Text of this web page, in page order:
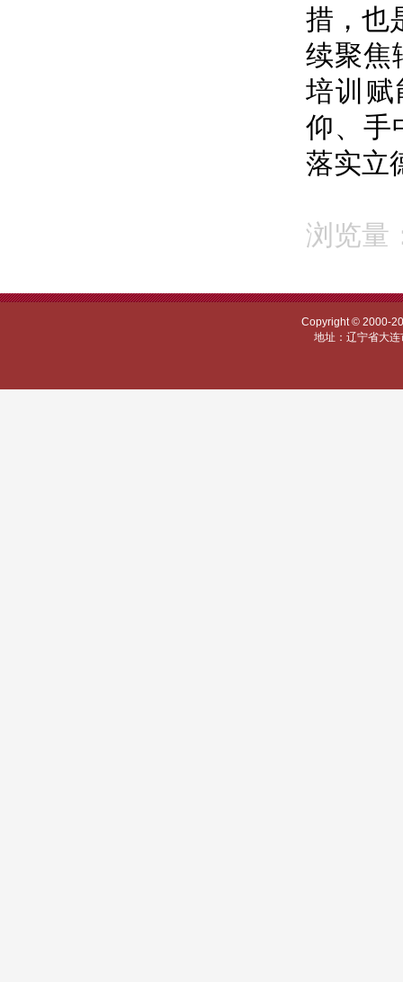
措，也
续聚焦
培训
仰、手
落实立
浏览量
Copyright © 2000-
地址：辽宁省大